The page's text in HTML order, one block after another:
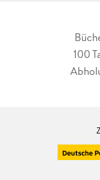
100